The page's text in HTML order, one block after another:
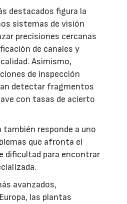
destacados figura la
sistemas de visión
precisiones cercanas
de canales y
Asimismo,
de inspección
detectar fragmentos
con tasas de acierto
responde a uno
que afronta el
dificultad para encontrar
avanzados,
las plantas